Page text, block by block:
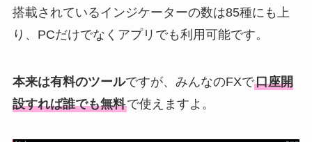
搭載されているインジケーターの数は85種にも上
り、PCだけでなくアプリでも利用可能です。
本来は有料のツールですが、みんなのFXで口座開
設すれば誰でも無料で使えますよ。